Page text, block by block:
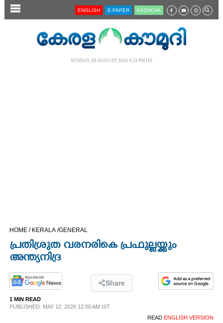
SECTIONS
CINEMA
OPINION
PHOTOS
ENGLISH E-PAPER KĀZHCHA
SUNDAY, 09 AUGUST 2026 4.33 PM IST
HOME / KERALA /GENERAL
പ്രതിശ്രുത വരനരികെ പ്രഫുല്ലയ്ക്കും
അന്ത്യനിദ്ര
Share
1 MIN READ
PUBLISHED: MAY 12, 2026 12:00 AM IST
READ ENGLISH VERSION